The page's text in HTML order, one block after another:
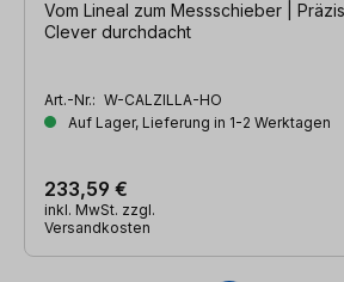
Vom Lineal zum Messschieber |
Clever durchdacht
Art.-Nr.: W-CALZILLA-HO
Auf Lager, Lieferung in 1-2 Werktagen
233,59 €
inkl. MwSt. zzgl.
Versandkosten